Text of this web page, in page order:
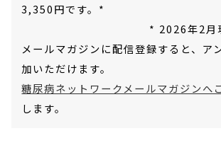
3,350円です。*
* 2026年2月
メールマガジンに配信登録すると、ア
加いただけます。
糖尿病ネットワークメールマガジンへ
します。